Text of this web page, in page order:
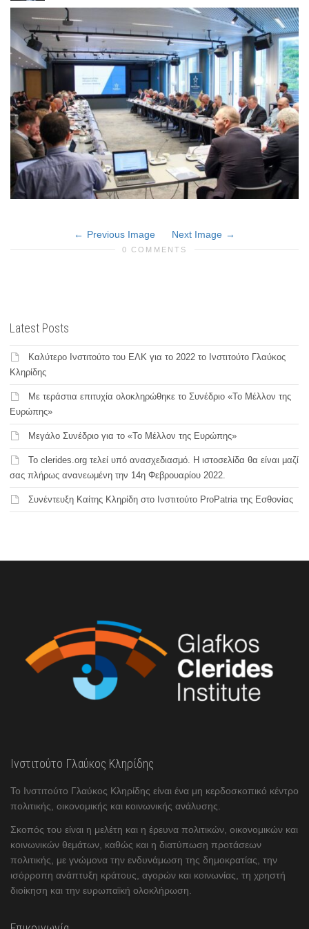
Previous Image Next Image
0 COMMENTS
Latest Posts
Καλύτερο Ινστιτούτο του ΕΛΚ για το 2022 το Ινστιτούτο Γλαύκος
Κληρίδης
Με τεράστια επιτυχία ολοκληρώθηκε το Συνέδριο «Το Μέλλον της
Ευρώπης»
Μεγάλο Συνέδριο για το «Το Μέλλον της Ευρώπης»
Το clerides.org τελεί υπό ανασχεδιασμό. Η ιστοσελίδα θα είναι μαζί
σας πλήρως ανανεωμένη την 14η Φεβρουαρίου 2022.
Συνέντευξη Καίτης Κληρίδη στο Ινστιτούτο ProPatria της Εσθονίας
Ινστιτούτο Γλαύκος Κληρίδης
Το Ινστιτούτο Γλαύκος Κληρίδης είναι ένα μη κερδοσκοπικό κέντρο
πολιτικής, οικονομικής και κοινωνικής ανάλυσης.
Σκοπός του είναι η μελέτη και η έρευνα πολιτικών, οικονομικών και
κοινωνικών θεμάτων, καθώς και η διατύπωση προτάσεων
πολιτικής, με γνώμονα την ενδυνάμωση της δημοκρατίας, την
ισόρροπη ανάπτυξη κράτους, αγορών και κοινωνίας, τη χρηστή
διοίκηση και την ευρωπαϊκή ολοκλήρωση.